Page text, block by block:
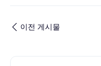
이전 게시물